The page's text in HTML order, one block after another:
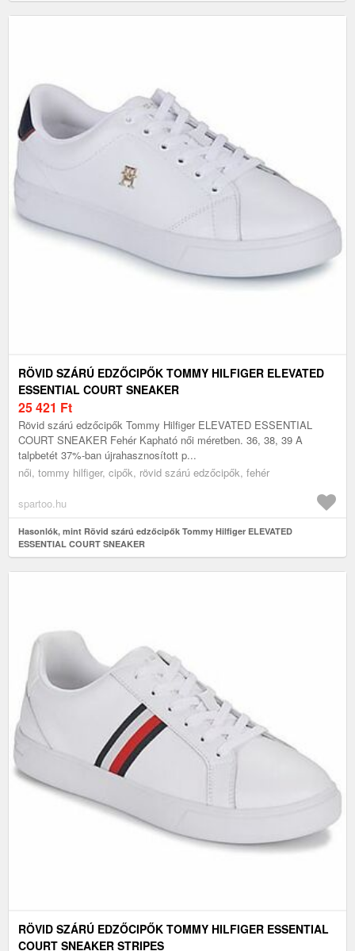
RÖVID SZÁRÚ EDZŐCIPŐK TOMMY HILFIGER ELEVATED
ESSENTIAL COURT SNEAKER
25 421 Ft
Rövid szárú edzőcipők Tommy Hilfiger ELEVATED ESSENTIAL
COURT SNEAKER Fehér Kapható női méretben. 36, 38, 39 A
talpbetét 37%-ban újrahasznosított p...
női, tommy hilfiger, cipők, rövid szárú edzőcipők, fehér
spartoo.hu
Hasonlók, mint Rövid szárú edzőcipők Tommy Hilfiger ELEVATED
ESSENTIAL COURT SNEAKER
RÖVID SZÁRÚ EDZŐCIPŐK TOMMY HILFIGER ESSENTIAL
COURT SNEAKER STRIPES